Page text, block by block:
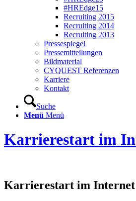
#HREdge15
Recruiting 2015
Recruiting 2014
Recruiting 2013
Pressespiegel
Pressemitteilungen
Bildmaterial
CYQUEST Referenzen
Karriere
Kontakt
Suche
Menü Menü
Karrierestart im
Karrierestart im Internet